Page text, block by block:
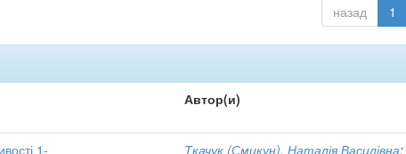
назад 1
Автор(и)
1- Ткачук (Смикун), Наталія Василівна;